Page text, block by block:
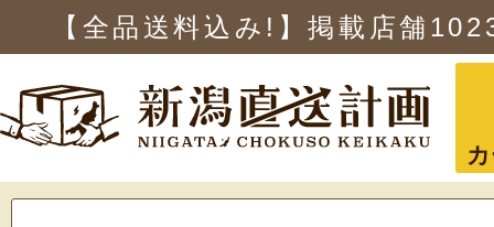
【全品送料込み!】掲載店舗